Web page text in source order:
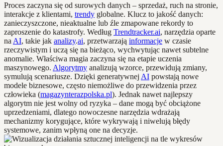
Proces zaczyna się od surowych danych – sprzedaż, ruch na stronie,
interakcje z klientami, trendy globalne. Klucz to jakość danych:
zanieczyszczone, nieaktualne lub źle zmapowane rekordy to
zaproszenie do katastrofy. Według Trendtracker.ai, narzędzia oparte
na AI, takie jak analizy.ai, przetwarzają informacje w czasie
rzeczywistym i uczą się na bieżąco, wychwytując nawet subtelne
anomalie. Właściwa magia zaczyna się na etapie uczenia
maszynowego. Algorytmy analizują wzorce, przewidują zmiany,
symulują scenariusze. Dzięki generatywnej AI powstają nowe
modele biznesowe, często niemożliwe do przewidzenia przez
człowieka (magazynterazpolska.pl). Jednak nawet najlepszy
algorytm nie jest wolny od ryzyka – dane mogą być obciążone
uprzedzeniami, dlatego nowoczesne narzędzia wdrażają
mechanizmy korygujące, które wykrywają i niwelują błędy
systemowe, zanim wpłyną one na decyzje.